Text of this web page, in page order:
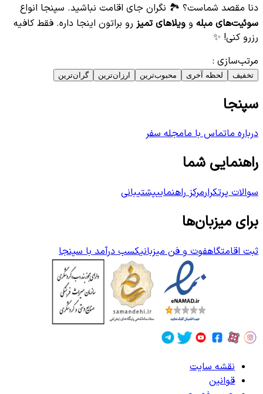
دنا مقصد شماست؟ 🏞️ نگران جای اقامت نباشید. سپنجا انواع
سوئیت‌های مبله و ویلاهای تمیز رو براتون اینجا داره. فقط کافیه
رزرو کنی! ✨
مرتب‌سازی :
تخفیف لحظه آخری محبوب‌ترین ارزان‌ترین گران‌ترین
سپنجا
درباره ماتماس با مامجله سفر
راهنمایی شما
سوالات پرتکرارمرکز راهنماییپشتیبانی
برای میزبان‌ها
ثبت اقامتگاهفوت و فن میزبانیکسب درآمد با سپنجا
نقشه سایت
قوانین